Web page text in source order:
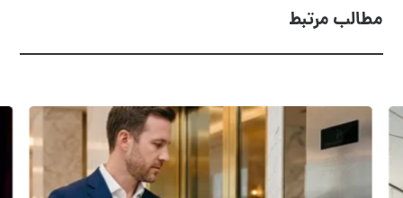
مطالب مرتبط